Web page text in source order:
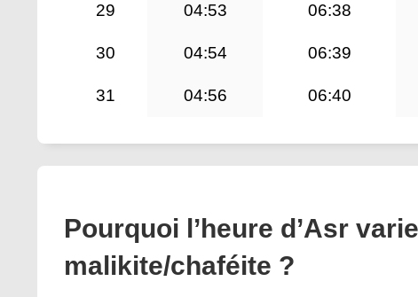
29 04:53 06:38
30 04:54 06:39
31 04:56 06:40
Pourquoi l’heure d’Asr
malikite/chaféite ?